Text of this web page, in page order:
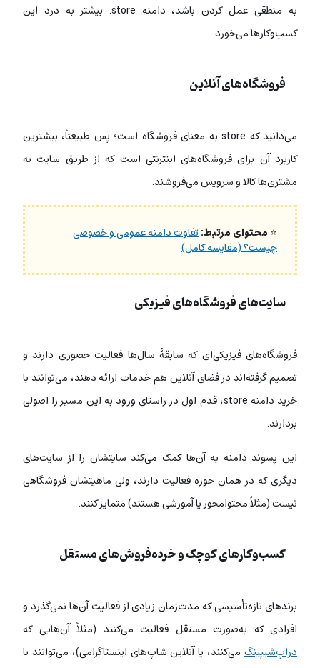
به منطقی عمل کردن باشد، دامنه store. بیشتر به درد این
کسب‌وکارها می‌خورد:
فروشگاه‌های آنلاین
می‌دانید که store به‌ معنای فروشگاه است؛ پس طبیعتاً، بیشترین
کاربرد آن برای فروشگاه‌های اینترنتی است که از طریق سایت به
مشتری‌ها کالا و سرویس می‌فروشند.
⭐محتوای مرتبط:تفاوت دامنه عمومی و خصوصی
چیست؟ (مقایسه کامل)
سایت‌های فروشگاه‌های فیزیکی
فروشگاه‌های فیزیکی‌ای که سابقۀ سال‌ها فعالیت حضوری دارند و
تصمیم گرفته‌اند در فضای آنلاین هم خدمات ارائه دهند، می‌توانند با
خرید دامنه store، قدم اول در راستای ورود به این مسیر را اصولی
بردارند.
این پسوند دامنه به آن‌ها کمک می‌کند سایتشان را از سایت‌های
دیگری که در همان حوزه فعالیت دارند، ولی ماهیتشان فروشگاهی
نیست (مثلاً محتوامحور یا آموزشی هستند) متمایز کنند.
کسب‌وکارهای کوچک و خرده‌فروش‌های مستقل
برندهای تازه‌تأسیسی که مدت‌زمان زیادی از فعالیت آن‌ها نمی‌گذرد و
افرادی که به‌صورت مستقل فعالیت می‌کنند (مثلاً آن‌هایی که
دراپ‌شیپینگ می‌کنند، یا آنلاین‌ شاپ‌های اینستاگرامی)، می‌توانند با